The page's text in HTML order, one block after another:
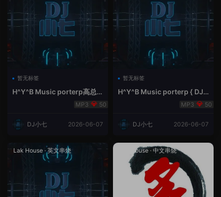
暂无标签
H^Y^B Music porterp高总
聆听 全英文Vina Lak House50
DJ小七 2026-06-07
暂无标签
H^Y^B Music porterp { DJ
小七&高总夜空中的风铃}
50
DJ小七 2026-06-07
Lak House ·英文串烧 Lak House· 中文串烧